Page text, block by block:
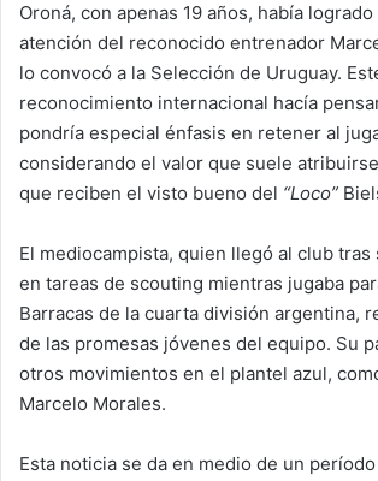
Oroná, con apenas 19 años, había
atención del reconocido entrenador
lo convocó a la Selección de Uruguay.
reconocimiento internacional hacía
pondría especial énfasis en retener al
considerando el valor que suele
que reciben el visto bueno del “Loco”
El mediocampista, quien llegó al club
en tareas de scouting mientras jugaba
Barracas de la cuarta división argentina,
de las promesas jóvenes del equipo. Su
otros movimientos en el plantel azul,
Marcelo Morales.
Esta noticia se da en medio de un